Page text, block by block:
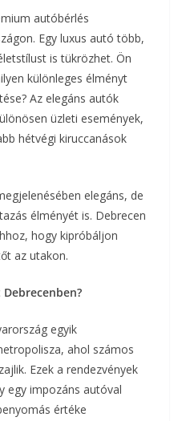
autóbérlés
Egy luxus autó több,
is tükrözhet. Ön
különleges élményt
Az elegáns autók
üzleti események,
hétvégi kiruccanások
elegáns, de
élményét is. Debrecen
hogy kipróbáljon
az utakon.
egyik
ahol számos
Ezek a rendezvények
egy impozáns autóval
értéke